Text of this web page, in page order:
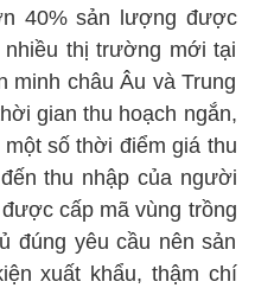
40% sản lượng được
thị trường mới tại
minh châu Âu và Trung
gian thu hoạch ngắn,
số thời điểm giá thu
thu nhập của người
cấp mã vùng trồng
đúng yêu cầu nên sản
xuất khẩu, thậm chí